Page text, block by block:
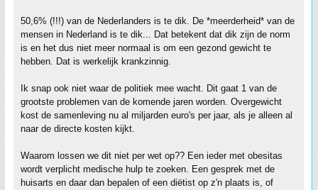
50,6% (!!!) van de Nederlanders is te dik. De *meerderheid* van de
mensen in Nederland is te dik... Dat betekent dat dik zijn de norm
is en het dus niet meer normaal is om een gezond gewicht te
hebben. Dat is werkelijk krankzinnig.
Ik snap ook niet waar de politiek mee wacht. Dit gaat 1 van de
grootste problemen van de komende jaren worden. Overgewicht
kost de samenleving nu al miljarden euro's per jaar, als je alleen al
naar de directe kosten kijkt.
Waarom lossen we dit niet per wet op?? Een ieder met obesitas
wordt verplicht medische hulp te zoeken. Een gesprek met de
huisarts en daar dan bepalen of een diëtist op z'n plaats is, of